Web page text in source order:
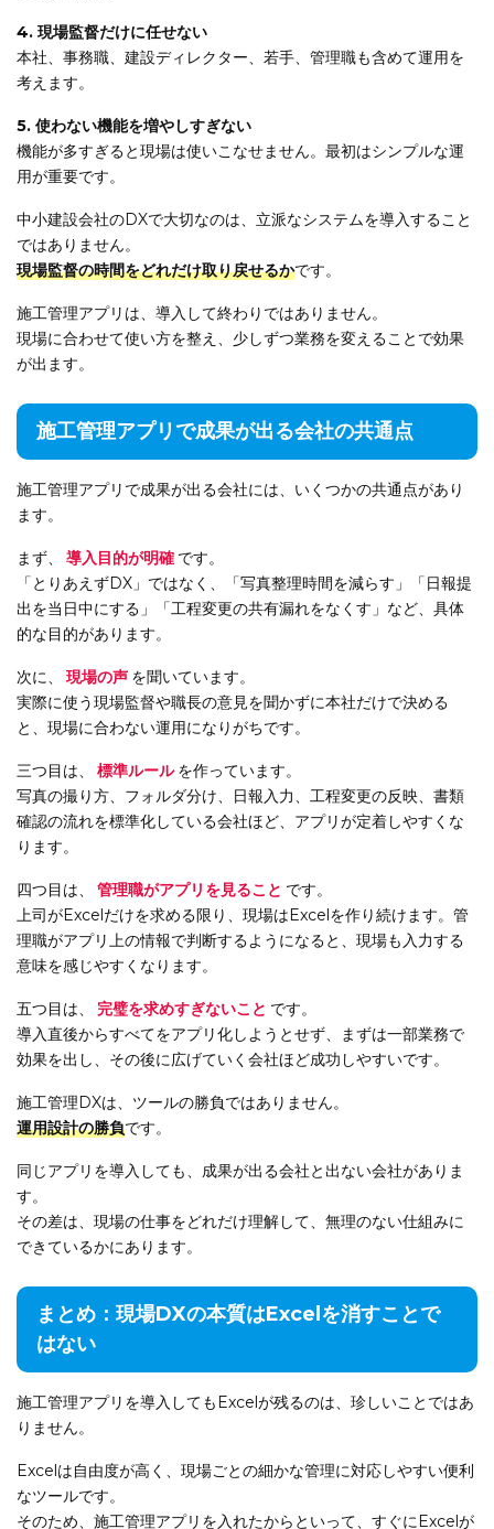
4. 現場監督だけに任せない
本社、事務職、建設ディレクター、若手、管理職も含めて運用を
考えます。
5. 使わない機能を増やしすぎない
機能が多すぎると現場は使いこなせません。最初はシンプルな運
用が重要です。
中小建設会社のDXで大切なのは、立派なシステムを導入すること
ではありません。
現場監督の時間をどれだけ取り戻せるかです。
施工管理アプリは、導入して終わりではありません。
現場に合わせて使い方を整え、少しずつ業務を変えることで効果
が出ます。
施工管理アプリで成果が出る会社の共通点
施工管理アプリで成果が出る会社には、いくつかの共通点があり
ます。
まず、 導入目的が明確 です。
「とりあえずDX」ではなく、「写真整理時間を減らす」「日報提
出を当日中にする」「工程変更の共有漏れをなくす」など、具体
的な目的があります。
次に、 現場の声 を聞いています。
実際に使う現場監督や職長の意見を聞かずに本社だけで決める
と、現場に合わない運用になりがちです。
三つ目は、 標準ルール を作っています。
写真の撮り方、フォルダ分け、日報入力、工程変更の反映、書類
確認の流れを標準化している会社ほど、アプリが定着しやすくな
ります。
四つ目は、 管理職がアプリを見ること です。
上司がExcelだけを求める限り、現場はExcelを作り続けます。管
理職がアプリ上の情報で判断するようになると、現場も入力する
意味を感じやすくなります。
五つ目は、 完璧を求めすぎないこと です。
導入直後からすべてをアプリ化しようとせず、まずは一部業務で
効果を出し、その後に広げていく会社ほど成功しやすいです。
施工管理DXは、ツールの勝負ではありません。
運用設計の勝負です。
同じアプリを導入しても、成果が出る会社と出ない会社がありま
す。
その差は、現場の仕事をどれだけ理解して、無理のない仕組みに
できているかにあります。
まとめ：現場DXの本質はExcelを消すことで
はない
施工管理アプリを導入してもExcelが残るのは、珍しいことではあ
りません。
Excelは自由度が高く、現場ごとの細かな管理に対応しやすい便利
なツールです。
そのため、施工管理アプリを入れたからといって、すぐにExcelが